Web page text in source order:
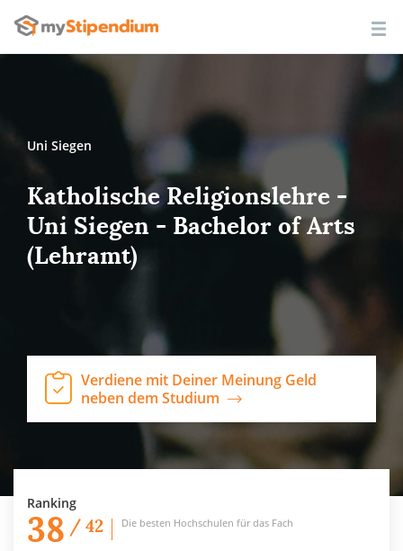
Uni Siegen
Katholische Religionslehre -
Uni Siegen - Bachelor of Arts
(Lehramt)
Verdiene mit Deiner Meinung Geld
neben dem Studium
Ranking
38 / 42 Die besten Hochschulen für das Fach